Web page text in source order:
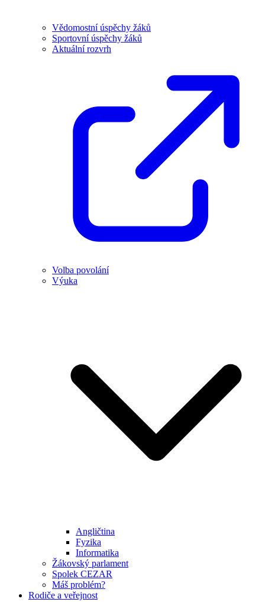
Vědomostní úspěchy žáků
Sportovní úspěchy žáků
Aktuální rozvrh
Volba povolání
Výuka
Angličtina
Fyzika
Informatika
Žákovský parlament
Spolek CEZAR
Máš problém?
Rodiče a veřejnost